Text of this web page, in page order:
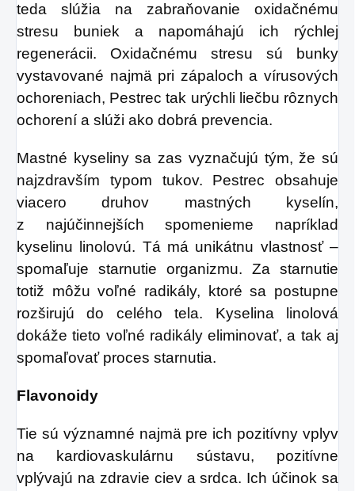
teda slúžia na zabraňovanie oxidačnému
stresu buniek a napomáhajú ich rýchlej
regenerácii. Oxidačnému stresu sú bunky
vystavované najmä pri zápaloch a vírusových
ochoreniach, Pestrec tak urýchli liečbu rôznych
ochorení a slúži ako dobrá prevencia.
Mastné kyseliny sa zas vyznačujú tým, že sú
najzdravším typom tukov. Pestrec obsahuje
viacero druhov mastných kyselín,
z najúčinnejších spomenieme napríklad
kyselinu linolovú. Tá má unikátnu vlastnosť –
spomaľuje starnutie organizmu. Za starnutie
totiž môžu voľné radikály, ktoré sa postupne
rozširujú do celého tela. Kyselina linolová
dokáže tieto voľné radikály eliminovať, a tak aj
spomaľovať proces starnutia.
Flavonoidy
Tie sú významné najmä pre ich pozitívny vplyv
na kardiovaskulárnu sústavu, pozitívne
vplývajú na zdravie ciev a srdca. Ich účinok sa